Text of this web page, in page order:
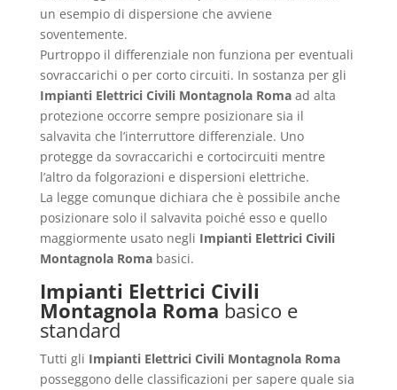
un esempio di dispersione che avviene
soventemente.
Purtroppo il differenziale non funziona per eventuali
sovraccarichi o per corto circuiti. In sostanza per gli
Impianti Elettrici Civili Montagnola Romaad alta
protezione occorre sempre posizionare sia il
salvavita che l’interruttore differenziale. Uno
protegge da sovraccarichi e cortocircuiti mentre
l’altro da folgorazioni e dispersioni elettriche.
La legge comunque dichiara che è possibile anche
posizionare solo il salvavita poiché esso e quello
maggiormente usato negli Impianti Elettrici Civili
Montagnola Romabasici.
Impianti Elettrici Civili
Montagnola Roma basico e
standard
Tutti gli Impianti Elettrici Civili Montagnola Roma
posseggono delle classificazioni per sapere quale sia